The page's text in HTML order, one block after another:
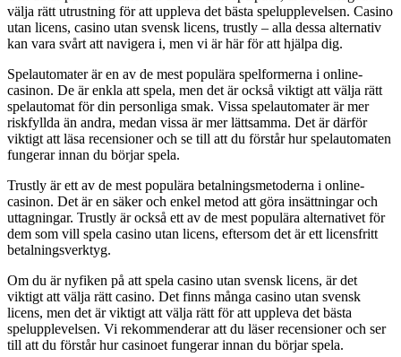
välja rätt utrustning för att uppleva det bästa spelupplevelsen. Casino
utan licens, casino utan svensk licens, trustly – alla dessa alternativ
kan vara svårt att navigera i, men vi är här för att hjälpa dig.
Spelautomater är en av de mest populära spelformerna i online-
casinon. De är enkla att spela, men det är också viktigt att välja rätt
spelautomat för din personliga smak. Vissa spelautomater är mer
riskfyllda än andra, medan vissa är mer lättsamma. Det är därför
viktigt att läsa recensioner och se till att du förstår hur spelautomaten
fungerar innan du börjar spela.
Trustly är ett av de mest populära betalningsmetoderna i online-
casinon. Det är en säker och enkel metod att göra insättningar och
uttagningar. Trustly är också ett av de mest populära alternativet för
dem som vill spela casino utan licens, eftersom det är ett licensfritt
betalningsverktyg.
Om du är nyfiken på att spela casino utan svensk licens, är det
viktigt att välja rätt casino. Det finns många casino utan svensk
licens, men det är viktigt att välja rätt för att uppleva det bästa
spelupplevelsen. Vi rekommenderar att du läser recensioner och ser
till att du förstår hur casinoet fungerar innan du börjar spela.